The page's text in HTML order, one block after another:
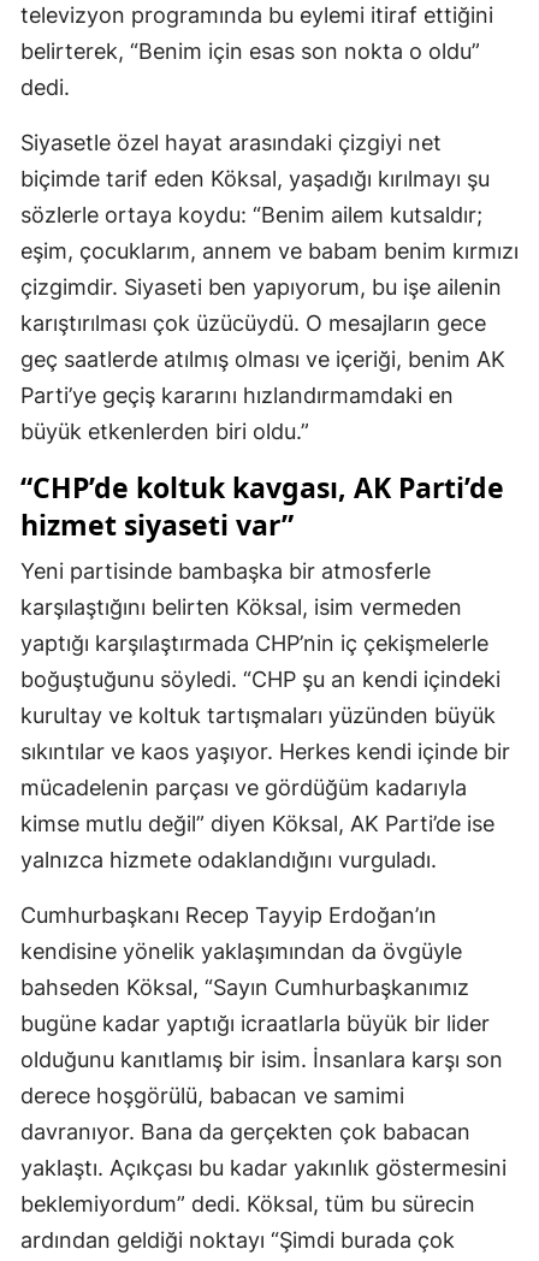
televizyon programında bu eylemi itiraf ettiğini
belirterek, “Benim için esas son nokta o oldu”
dedi.
Siyasetle özel hayat arasındaki çizgiyi net
biçimde tarif eden Köksal, yaşadığı kırılmayı şu
sözlerle ortaya koydu: “Benim ailem kutsaldır;
eşim, çocuklarım, annem ve babam benim kırmızı
çizgimdir. Siyaseti ben yapıyorum, bu işe ailenin
karıştırılması çok üzücüydü. O mesajların gece
geç saatlerde atılmış olması ve içeriği, benim AK
Parti’ye geçiş kararını hızlandırmamdaki en
büyük etkenlerden biri oldu.”
“CHP’de koltuk kavgası, AK Parti’de
hizmet siyaseti var”
Yeni partisinde bambaşka bir atmosferle
karşılaştığını belirten Köksal, isim vermeden
yaptığı karşılaştırmada CHP’nin iç çekişmelerle
boğuştuğunu söyledi. “CHP şu an kendi içindeki
kurultay ve koltuk tartışmaları yüzünden büyük
sıkıntılar ve kaos yaşıyor. Herkes kendi içinde bir
mücadelenin parçası ve gördüğüm kadarıyla
kimse mutlu değil” diyen Köksal, AK Parti’de ise
yalnızca hizmete odaklandığını vurguladı.
Cumhurbaşkanı Recep Tayyip Erdoğan’ın
kendisine yönelik yaklaşımından da övgüyle
bahseden Köksal, “Sayın Cumhurbaşkanımız
bugüne kadar yaptığı icraatlarla büyük bir lider
olduğunu kanıtlamış bir isim. İnsanlara karşı son
derece hoşgörülü, babacan ve samimi
davranıyor. Bana da gerçekten çok babacan
yaklaştı. Açıkçası bu kadar yakınlık göstermesini
beklemiyordum” dedi. Köksal, tüm bu sürecin
ardından geldiği noktayı “Şimdi burada çok